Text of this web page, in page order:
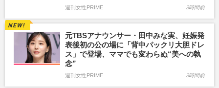
週刊女性PRIME 3時間前
元TBSアナウンサー・田中みな実、妊娠発
表後初の公の場に「背中パックリ大胆ドレ
ス」で登場、ママでも変わらぬ“美への執
念”
週刊女性PRIME 3時間前